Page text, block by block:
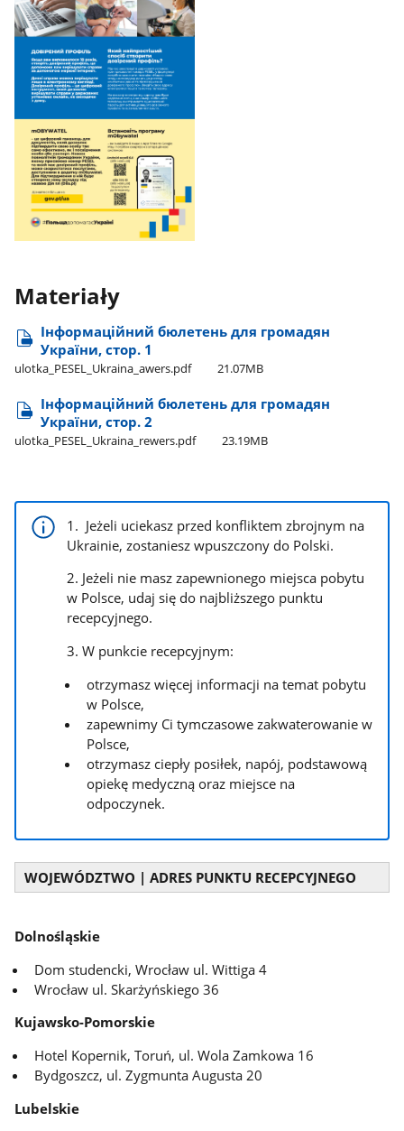
Materiały
Інформаційний бюлетень для громадян
України, стор. 1
ulotka​_PESEL​_Ukraina​_awers.pdf 21.07MB
Інформаційний бюлетень для громадян
України, стор. 2
ulotka​_PESEL​_Ukraina​_rewers.pdf 23.19MB
1. Jeżeli uciekasz przed konfliktem zbrojnym na
Ukrainie, zostaniesz wpuszczony do Polski.
2. Jeżeli nie masz zapewnionego miejsca pobytu
w Polsce, udaj się do najbliższego punktu
recepcyjnego.
3. W punkcie recepcyjnym:
otrzymasz więcej informacji na temat pobytu
w Polsce,
zapewnimy Ci tymczasowe zakwaterowanie w
Polsce,
otrzymasz ciepły posiłek, napój, podstawową
opiekę medyczną oraz miejsce na
odpoczynek.
WOJEWÓDZTWO | ADRES PUNKTU RECEPCYJNEGO
Dolnośląskie
Dom studencki, Wrocław ul. Wittiga 4
Wrocław ul. Skarżyńskiego 36
Kujawsko-Pomorskie
Hotel Kopernik, Toruń, ul. Wola Zamkowa 16
Bydgoszcz, ul. Zygmunta Augusta 20
Lubelskie